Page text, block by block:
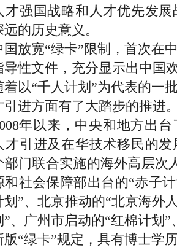
才强国战略和人才优先发
远的历史意义。
宽“绿卡”限制，首次在
导性文件，充分显示出中国
“千人计划”为代表的一
引进方面有了大踏步的推进
年以来，中央和地方出台
才引进及在华技术移民的
部门联合实施的海外高层次
和社会保障部出台的“赤子
划”、北京推动的“北京海外
、广州市启动的“红棉计划”
绿卡”规定，具有博士学